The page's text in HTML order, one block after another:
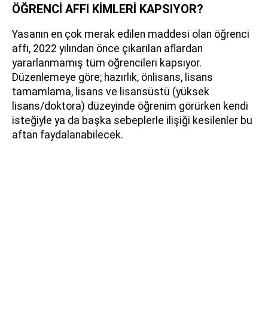
ÖĞRENCİ AFFI KİMLERİ KAPSIYOR?
Yasanın en çok merak edilen maddesi olan öğrenci
affı, 2022 yılından önce çıkarılan aflardan
yararlanmamış tüm öğrencileri kapsıyor.
Düzenlemeye göre; hazırlık, önlisans, lisans
tamamlama, lisans ve lisansüstü (yüksek
lisans/doktora) düzeyinde öğrenim görürken kendi
isteğiyle ya da başka sebeplerle ilişiği kesilenler bu
aftan faydalanabilecek.